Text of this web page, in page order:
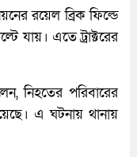
রয়েল ব্রিক ফিল্ডে
যায়। এতে ট্রাক্টরের
নিহতের পরিবারের
এ ঘটনায় থানায়